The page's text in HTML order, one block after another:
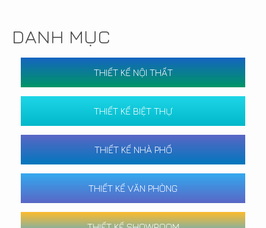
DANH MỤC
THIẾT KẾ NỘI THẤT
THIẾT KẾ BIỆT THỰ
THIẾT KẾ NHÀ PHỐ
THIẾT KẾ VĂN PHÒNG